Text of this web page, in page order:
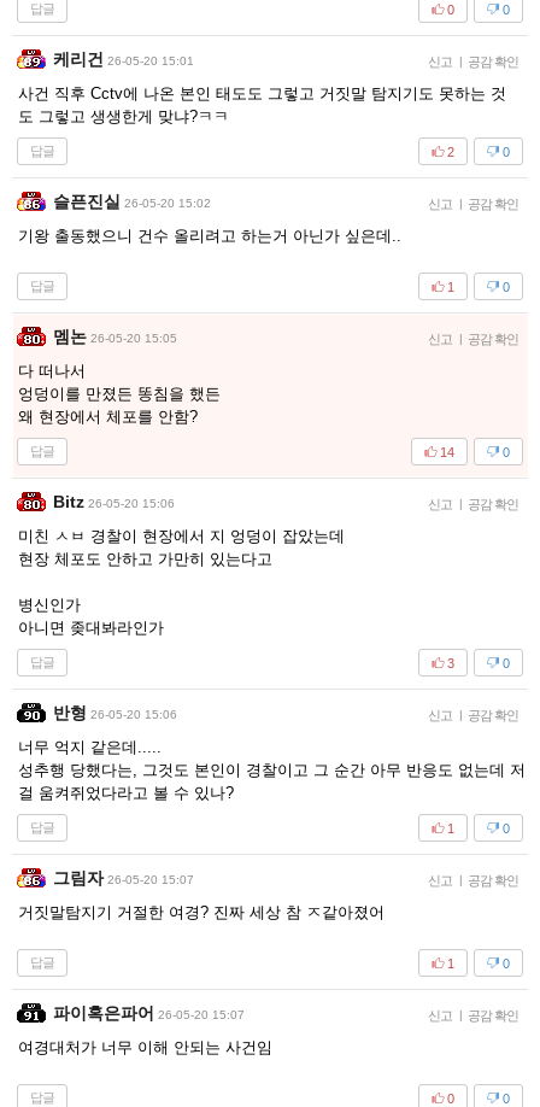
답글 0
0
케리건 26-05-20 15:01 신고 | 공감 확인
사건 직후 Cctv에 나온 본인 태도도 그렇고 거짓말 탐지기도 못하는 것
도 그렇고 생생한게 맞냐?ㅋㅋ
답글 0
2
슬픈진실 26-05-20 15:02 신고 | 공감 확인
기왕 출동했으니 건수 올리려고 하는거 아닌가 싶은데..
답글 0
1
멤논 26-05-20 15:05 신고 | 공감 확인
다 떠나서
엉덩이를 만졌든 똥침을 했든
왜 현장에서 체포를 안함?
답글 0
14
Bitz 26-05-20 15:06 신고 | 공감 확인
미친 ㅅㅂ 경찰이 현장에서 지 엉덩이 잡았는데
현장 체포도 안하고 가만히 있는다고
병신인가
아니면 좆대봐라인가
답글 0
3
반형 26-05-20 15:06 신고 | 공감 확인
너무 억지 같은데.....
성추행 당했다는, 그것도 본인이 경찰이고 그 순간 아무 반응도 없는데 저
걸 움켜쥐었다라고 볼 수 있나?
답글 0
1
그림자 26-05-20 15:07 신고 | 공감 확인
거짓말탐지기 거절한 여경? 진짜 세상 참 ㅈ같아졌어
답글 0
1
파이혹은파어 26-05-20 15:07 신고 | 공감 확인
여경대처가 너무 이해 안되는 사건임
답글 0
0